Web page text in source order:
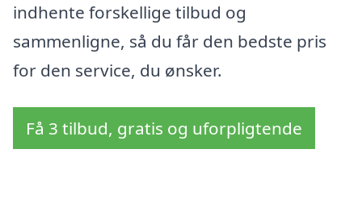
indhente forskellige tilbud og
sammenligne, så du får den bedste pris
for den service, du ønsker.
Få 3 tilbud, gratis og uforpligtende